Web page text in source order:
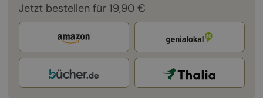
Jetzt bestellen für 19,90 €